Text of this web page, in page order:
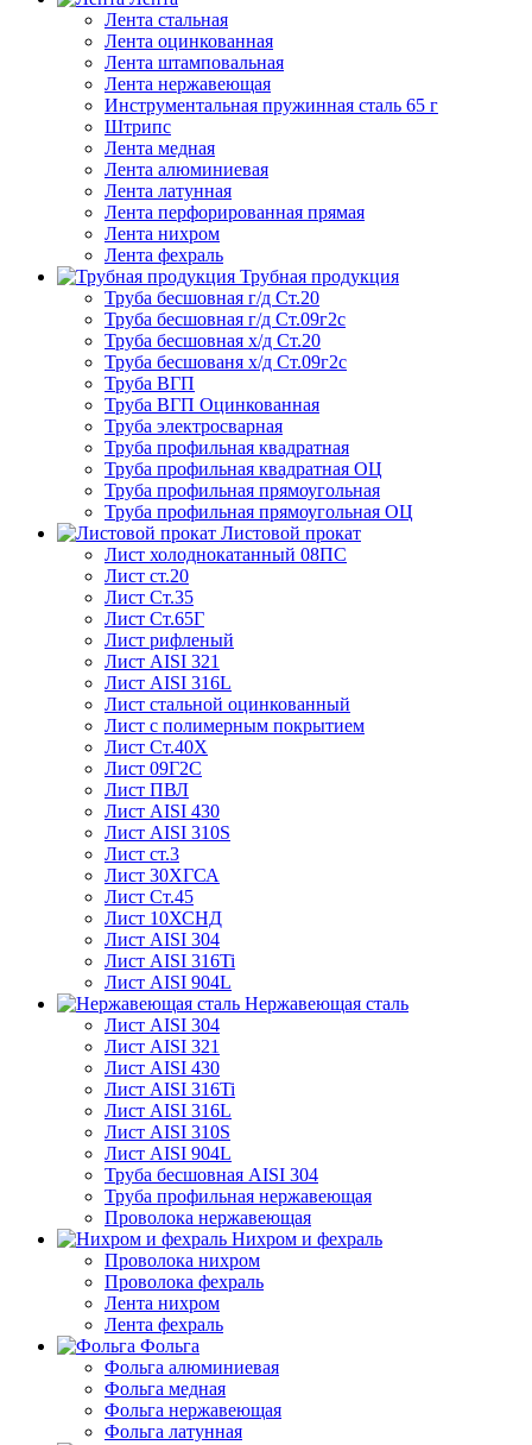
Лента стальная
Лента оцинкованная
Лента штамповальная
Лента нержавеющая
Инструментальная пружинная сталь 65 г
Штрипс
Лента медная
Лента алюминиевая
Лента латунная
Лента перфорированная прямая
Лента нихром
Лента фехраль
Трубная продукция
Труба бесшовная г/д Ст.20
Труба бесшовная г/д Ст.09г2с
Труба бесшовная х/д Ст.20
Труба бесшованя х/д Ст.09г2с
Труба ВГП
Труба ВГП Оцинкованная
Труба электросварная
Труба профильная квадратная
Труба профильная квадратная ОЦ
Труба профильная прямоугольная
Труба профильная прямоугольная ОЦ
Листовой прокат
Лист холоднокатанный 08ПС
Лист ст.20
Лист Ст.35
Лист Ст.65Г
Лист рифленый
Лист AISI 321
Лист AISI 316L
Лист стальной оцинкованный
Лист с полимерным покрытием
Лист Ст.40Х
Лист 09Г2С
Лист ПВЛ
Лист AISI 430
Лист AISI 310S
Лист ст.3
Лист 30ХГСА
Лист Ст.45
Лист 10ХСНД
Лист AISI 304
Лист AISI 316Ti
Лист AISI 904L
Нержавеющая сталь
Лист AISI 304
Лист AISI 321
Лист AISI 430
Лист AISI 316Ti
Лист AISI 316L
Лист AISI 310S
Лист AISI 904L
Труба бесшовная AISI 304
Труба профильная нержавеющая
Проволока нержавеющая
Нихром и фехраль
Проволока нихром
Проволока фехраль
Лента нихром
Лента фехраль
Фольга
Фольга алюминиевая
Фольга медная
Фольга нержавеющая
Фольга латунная